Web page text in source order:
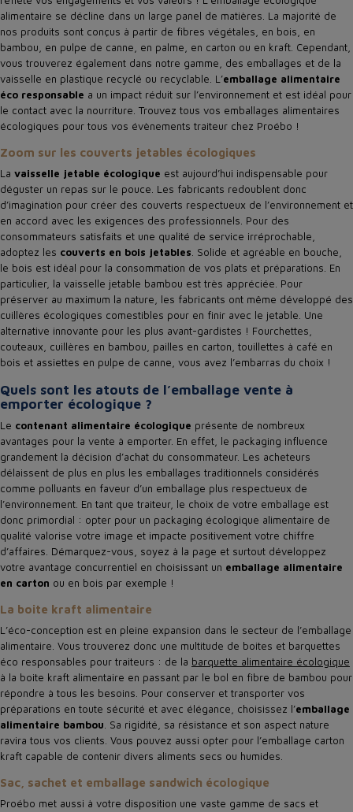
alimentaire se décline dans un large panel de matières. La majorité de
nos produits sont conçus à partir de fibres végétales, en bois, en
bambou, en pulpe de canne, en palme, en carton ou en kraft. Cependant,
vous trouverez également dans notre gamme, des emballages et de la
vaisselle en plastique recyclé ou recyclable. L’emballage alimentaire
éco responsable a un impact réduit sur l’environnement et est idéal pour
le contact avec la nourriture. Trouvez tous vos emballages alimentaires
écologiques pour tous vos évènements traiteur chez Proébo !
Zoom sur les couverts jetables écologiques
La vaisselle jetable écologique est aujourd’hui indispensable pour
déguster un repas sur le pouce. Les fabricants redoublent donc
d’imagination pour créer des couverts respectueux de l’environnement et
en accord avec les exigences des professionnels. Pour des
consommateurs satisfaits et une qualité de service irréprochable,
adoptez les couverts en bois jetables. Solide et agréable en bouche,
le bois est idéal pour la consommation de vos plats et préparations. En
particulier, la vaisselle jetable bambou est très appréciée. Pour
préserver au maximum la nature, les fabricants ont même développé des
cuillères écologiques comestibles pour en finir avec le jetable. Une
alternative innovante pour les plus avant-gardistes ! Fourchettes,
couteaux, cuillères en bambou, pailles en carton, touillettes à café en
bois et assiettes en pulpe de canne, vous avez l’embarras du choix !
Quels sont les atouts de l’emballage vente à
emporter écologique ?
Le contenant alimentaire écologique présente de nombreux
avantages pour la vente à emporter. En effet, le packaging influence
grandement la décision d’achat du consommateur. Les acheteurs
délaissent de plus en plus les emballages traditionnels considérés
comme polluants en faveur d’un emballage plus respectueux de
l’environnement. En tant que traiteur, le choix de votre emballage est
donc primordial : opter pour un packaging écologique alimentaire de
qualité valorise votre image et impacte positivement votre chiffre
d’affaires. Démarquez-vous, soyez à la page et surtout développez
votre avantage concurrentiel en choisissant un emballage alimentaire
en carton ou en bois par exemple !
La boite kraft alimentaire
L’éco-conception est en pleine expansion dans le secteur de l’emballage
alimentaire. Vous trouverez donc une multitude de boites et barquettes
éco responsables pour traiteurs : de la barquette alimentaire écologique
à la boite kraft alimentaire en passant par le bol en fibre de bambou pour
répondre à tous les besoins. Pour conserver et transporter vos
préparations en toute sécurité et avec élégance, choisissez l’emballage
alimentaire bambou. Sa rigidité, sa résistance et son aspect nature
ravira tous vos clients. Vous pouvez aussi opter pour l’emballage carton
kraft capable de contenir divers aliments secs ou humides.
Sac, sachet et emballage sandwich écologique
Proébo met aussi à votre disposition une vaste gamme de sacs et